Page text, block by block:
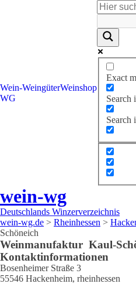
Wein-
WG
WeingüterWeinshop
Exact
Search
Search
wein-wg
Deutschlands Winzerverzeichnis
wein-wg.de > Rheinhessen >
Schöneich
Weinmanufaktur Kaul-
Kontaktinformationen
Bosenheimer Straße 3
55546 Hackenheim, rheinhessen